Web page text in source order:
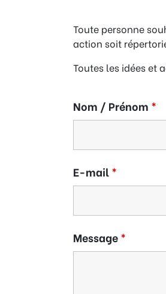
Toute personne
action soit
Toutes les idées et
Nom / Prénom *
E-mail*
Message*